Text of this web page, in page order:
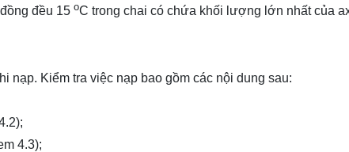
đều 15 oC trong chai có chứa khối lượng lớn nhất của
nạp. Kiểm tra việc nạp bao gồm các nội dung sau:
4.3);